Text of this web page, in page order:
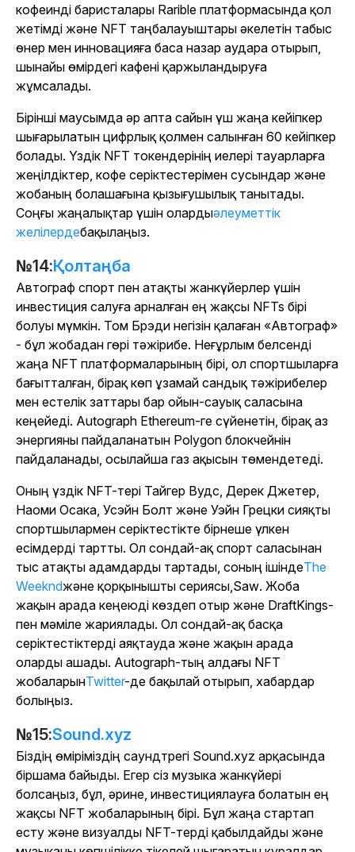
кофеинді баристалары Rarible платформасында қол
жетімді және NFT таңбалауыштары әкелетін табыс
өнер мен инновацияға баса назар аудара отырып,
шынайы өмірдегі кафені қаржыландыруға
жұмсалады.
Бірінші маусымда әр апта сайын үш жаңа кейіпкер
шығарылатын цифрлық қолмен салынған 60 кейіпкер
болады. Үздік NFT токендерінің иелері тауарларға
жеңілдіктер, кофе серіктестерімен сусындар және
жобаның болашағына қызығушылық танытады.
Соңғы жаңалықтар үшін олардыәлеуметтік
желілердебақылаңыз.
№14:Қолтаңба
Автограф спорт пен атақты жанкүйерлер үшін
инвестиция салуға арналған ең жақсы NFTs бірі
болуы мүмкін. Том Брэди негізін қалаған «Автограф»
- бұл жобадан гөрі тәжірибе. Неғұрлым белсенді
жаңа NFT платформаларының бірі, ол спортшыларға
бағытталған, бірақ көп ұзамай сандық тәжірибелер
мен естелік заттары бар ойын-сауық саласына
кеңейеді. Autograph Ethereum-ге сүйенетін, бірақ аз
энергияны пайдаланатын Polygon блокчейнін
пайдаланады, осылайша газ ақысын төмендетеді.
Оның үздік NFT-тері Тайгер Вудс, Дерек Джетер,
Наоми Осака, Усэйн Болт және Уэйн Грецки сияқты
спортшылармен серіктестікте бірнеше үлкен
есімдерді тартты. Ол сондай-ақ спорт саласынан
тыс атақты адамдарды тартады, соның ішіндеThe
Weekndжәне қорқынышты сериясы,Saw. Жоба
жақын арада кеңеюді көздеп отыр және DraftKings-
пен мәміле жариялады. Ол сондай-ақ басқа
серіктестіктерді аяқтауда және жақын арада
оларды ашады. Autograph-тың алдағы NFT
жобаларынTwitter-де бақылай отырып, хабардар
болыңыз.
№15:Sound.xyz
Біздің өміріміздің саундтрегі Sound.xyz арқасында
біршама байыды. Егер сіз музыка жанкүйері
болсаңыз, бұл, әрине, инвестициялауға болатын ең
жақсы NFT жобаларының бірі. Бұл жаңа стартап
есту және визуалды NFT-терді қабылдайды және